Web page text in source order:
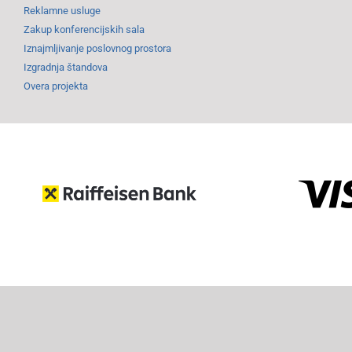
Reklamne usluge
Zakup konferencijskih sala
Iznajmljivanje poslovnog prostora
Izgradnja štandova
Overa projekta